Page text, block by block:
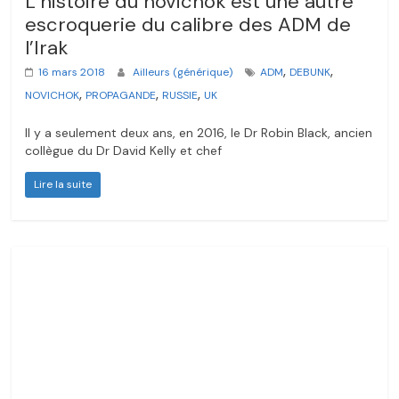
escroquerie du calibre des ADM de
l’Irak
16 mars 2018 Ailleurs (générique) ADM,DEBUNK,
NOVICHOK,PROPAGANDE,RUSSIE,UK
Il y a seulement deux ans, en 2016, le Dr Robin Black, ancien
collègue du Dr David Kelly et chef
Lire la suite